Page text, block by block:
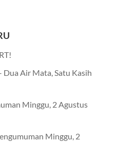
Dua Air Mata, Satu Kasih
Minggu, 2 Agustus
Minggu, 2